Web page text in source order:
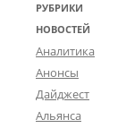
э
р
0
2
РУБРИКИ
НОВОСТЕЙ
Аналитика
Анонсы
Дайджест
Альянса